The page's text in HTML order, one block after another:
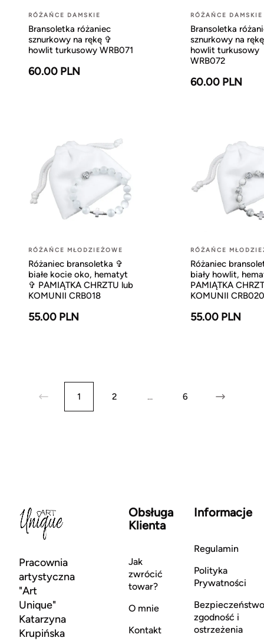
RÓŻAŃCE DAMSKIE
Bransoletka różaniec
sznurkowy na rękę ✞
howlit turkusowy WRB071
60.00 PLN
RÓŻAŃCE DAMSKIE
Bransoletka
sznurkowy na
howlit turkusowy
WRB072
60.00 PLN
RÓŻAŃCE MŁODZIEŻOWE
Różaniec bransoletka ✞
białe kocie oko, hematyt
✞ PAMIĄTKA CHRZTU lub
KOMUNII CRB018
55.00 PLN
RÓŻAŃCE
Różaniec
biały howlit,
PAMIĄTKA
KOMUNII CRB020
55.00 PLN
1 2 ... 6
Pracownia
artystyczna
"Art
Unique"
Katarzyna
Krupińska
Obsługa
Klienta
Jak
zwrócić
towar?
O mnie
Kontakt
Informacje
Regulamin
Polityka
Prywatności
zgodność i
ostrzeżenia